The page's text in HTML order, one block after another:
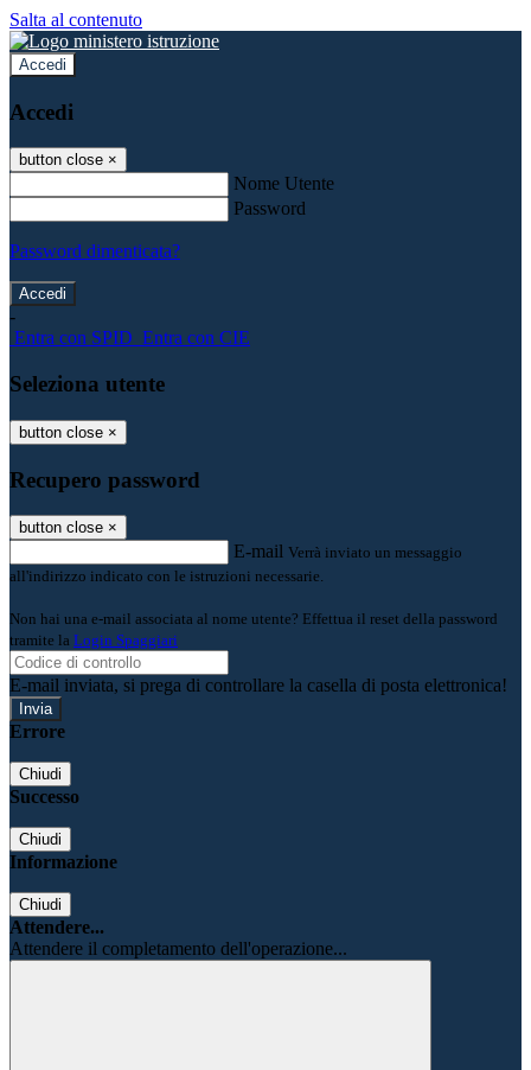
Salta al contenuto
Accedi
Accedi
button close ×
Nome Utente
Password
Password dimenticata?
-
Entra con SPID Entra con CIE
Seleziona utente
button close ×
Recupero password
button close ×
E-mail Verrà inviato un messaggio
all'indirizzo indicato con le istruzioni necessarie.
Non hai una e-mail associata al nome utente? Effettua il reset della password
tramite la Login Spaggiari
E-mail inviata, si prega di controllare la casella di posta elettronica!
Errore
Chiudi
Successo
Chiudi
Informazione
Chiudi
Attendere...
Attendere il completamento dell'operazione...